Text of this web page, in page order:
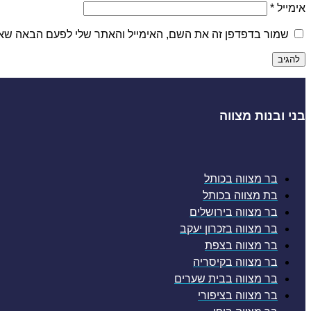
אימייל *
שמור בדפדפן זה את השם, האימייל והאתר שלי לפעם הבאה
בני ובנות מצווה
בר מצווה בכותל
בת מצווה בכותל
בר מצווה בירושלים
בר מצווה בזכרון יעקב
בר מצווה בצפת
בר מצווה בקיסריה
בר מצווה בבית שערים
בר מצווה בציפורי